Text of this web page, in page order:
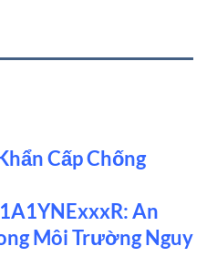
Cấp Chống
An
Môi Trường Nguy